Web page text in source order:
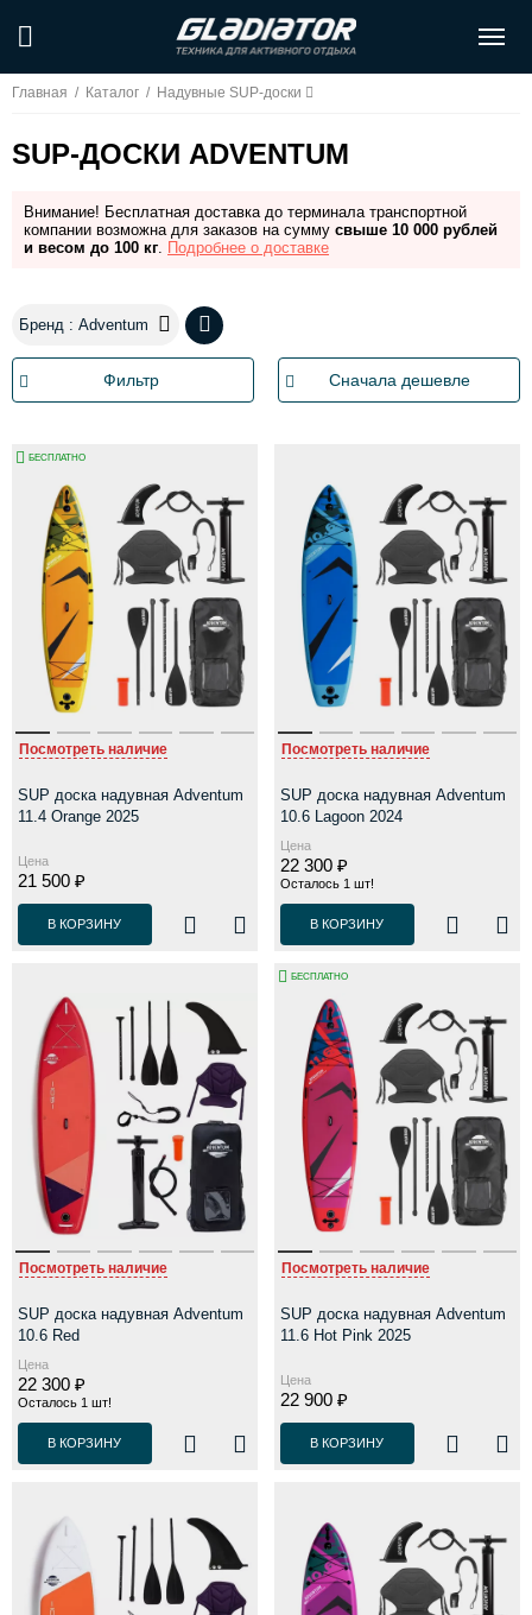
Главная / Каталог / Надувные SUP-доски
SUP-ДОСКИ ADVENTUM
Внимание! Бесплатная доставка до терминала транспортной
компании возможна для заказов на сумму свыше 10 000 рублей
и весом до 100 кг. Подробнее о доставке
Бренд : Adventum
Фильтр Сначала дешевле
БЕСПЛАТНО
Посмотреть наличие
SUP доска надувная Adventum
11.4 Orange 2025
Цена
21 500 ₽
В КОРЗИНУ
Посмотреть наличие
SUP доска надувная Adventum
10.6 Lagoon 2024
Цена
22 300 ₽
Осталось 1 шт!
В КОРЗИНУ
Посмотреть наличие
SUP доска надувная Adventum
10.6 Red
Цена
22 300 ₽
Осталось 1 шт!
В КОРЗИНУ
БЕСПЛАТНО
Посмотреть наличие
SUP доска надувная Adventum
11.6 Hot Pink 2025
Цена
22 900 ₽
В КОРЗИНУ